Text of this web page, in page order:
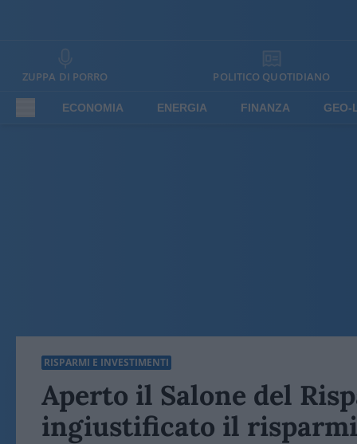
ZUPPA DI PORRO POLITICO QUOTIDIANO
ECONOMIA ENERGIA FINANZA GEO-
RISPARMI E INVESTIMENTI
Aperto il Salone del
ingiustificato il